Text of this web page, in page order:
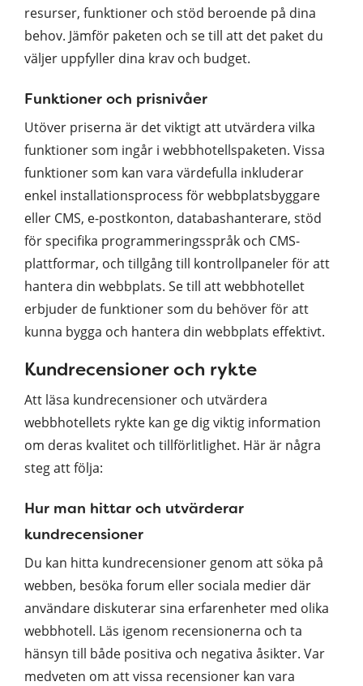
resurser, funktioner och stöd beroende på dina
behov. Jämför paketen och se till att det paket du
väljer uppfyller dina krav och budget.
Funktioner och prisnivåer
Utöver priserna är det viktigt att utvärdera vilka
funktioner som ingår i webbhotellspaketen. Vissa
funktioner som kan vara värdefulla inkluderar
enkel installationsprocess för webbplatsbyggare
eller CMS, e-postkonton, databashanterare, stöd
för specifika programmeringsspråk och CMS-
plattformar, och tillgång till kontrollpaneler för att
hantera din webbplats. Se till att webbhotellet
erbjuder de funktioner som du behöver för att
kunna bygga och hantera din webbplats effektivt.
Kundrecensioner och rykte
Att läsa kundrecensioner och utvärdera
webbhotellets rykte kan ge dig viktig information
om deras kvalitet och tillförlitlighet. Här är några
steg att följa:
Hur man hittar och utvärderar
kundrecensioner
Du kan hitta kundrecensioner genom att söka på
webben, besöka forum eller sociala medier där
användare diskuterar sina erfarenheter med olika
webbhotell. Läs igenom recensionerna och ta
hänsyn till både positiva och negativa åsikter. Var
medveten om att vissa recensioner kan vara